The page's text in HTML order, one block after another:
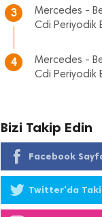
3
Mercedes -
Cdi Periyodik
4
Mercedes -
Cdi Periyodik
Bizi Takip Edin
Facebook
Twitter'da